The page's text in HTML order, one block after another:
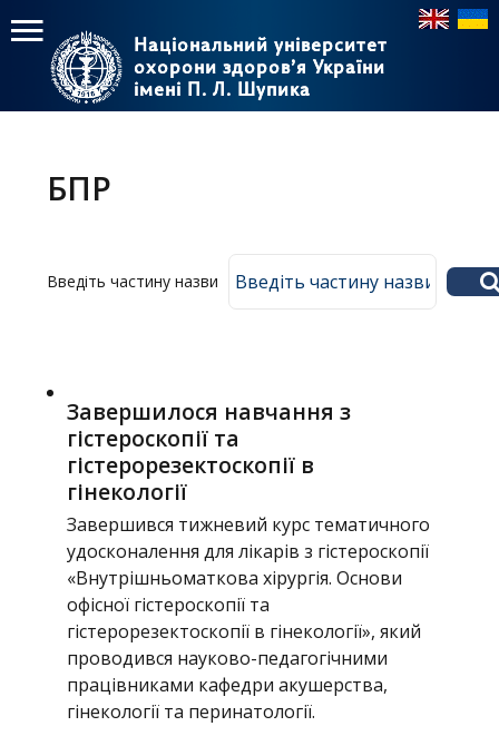
Головнеменю
Новини
Пошук
Національний університет
охорони здоров’я України
імені П. Л. Шупика
БПР
Введіть частину назви
Завершилося навчання з
гістероскопії та
гістерорезектоскопії в
гінекології
Завершився тижневий курс тематичного
удосконалення для лікарів з гістероскопії
«Внутрішньоматкова хірургія. Основи
офісної гістероскопії та
гістерорезектоскопії в гінекології», який
проводився науково-педагогічними
працівниками кафедри акушерства,
гінекології та перинатології.
Пошук
Національний університет
охорони здоров’я України
імені П. Л. Шупика